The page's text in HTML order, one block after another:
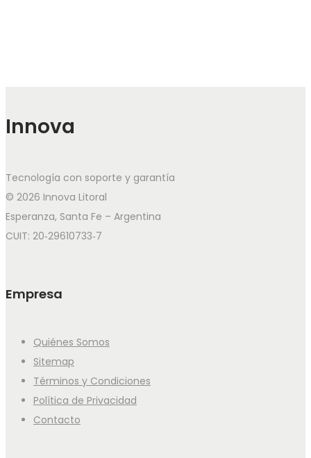
Innova
Tecnología con soporte y garantía
© 2026 Innova Litoral
Esperanza, Santa Fe – Argentina
CUIT: 20‑29610733‑7
Empresa
Quiénes Somos
Sitemap
Términos y Condiciones
Política de Privacidad
Contacto